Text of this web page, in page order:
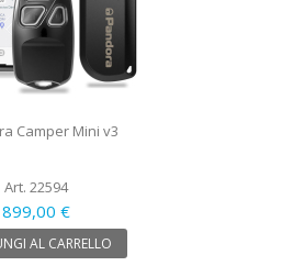
Camper Mini v3
Art. 22594
899,00 €
AL CARRELLO